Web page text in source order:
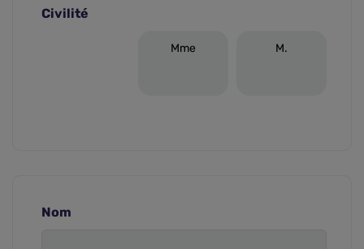
Civilité
M.
Mme
Nom